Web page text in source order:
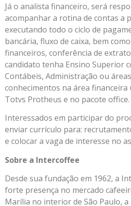
Já o analista financeiro, será
acompanhar a rotina de contas a
executando todo o ciclo de
bancária, fluxo de caixa, bem
financeiros, conferência de
candidato tenha Ensino Superior
Contábeis, Administração ou
conhecimentos na área
Totvs Protheus e no pacote office.
Interessados em participar do
enviar currículo para:
e colocar a vaga de interesse no
Sobre a Intercoffee
Desde sua fundação em 1962, a
forte presença no mercado
Marília no interior de São Paulo,